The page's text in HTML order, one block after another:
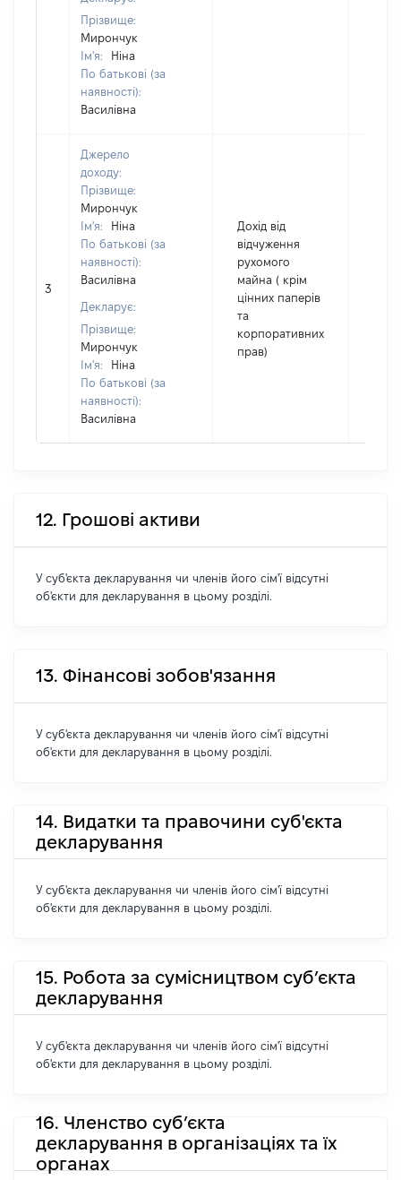
Прізвище:
Мирончук
Ім'я:
Ніна
По батькові (за
наявності):
Василівна
3
Джерело
доходу:
Прізвище:
Мирончук
Ім'я:
Ніна
По батькові (за
наявності):
Василівна
Декларує:
Прізвище:
Мирончук
Ім'я:
Ніна
По батькові (за
наявності):
Василівна
Дохід від
відчуження
рухомого
майна ( крім
цінних паперів
та
корпоративних
прав)
12. Грошові активи
У суб'єкта декларування чи членів його сім'ї відсутні
об'єкти для декларування в цьому розділі.
13. Фінансові зобов'язання
У суб'єкта декларування чи членів його сім'ї відсутні
об'єкти для декларування в цьому розділі.
14. Видатки та правочини суб'єкта
декларування
У суб'єкта декларування чи членів його сім'ї відсутні
об'єкти для декларування в цьому розділі.
15. Робота за сумісництвом суб’єкта
декларування
У суб'єкта декларування чи членів його сім'ї відсутні
об'єкти для декларування в цьому розділі.
16. Членство суб’єкта
декларування в організаціях та їх
органах